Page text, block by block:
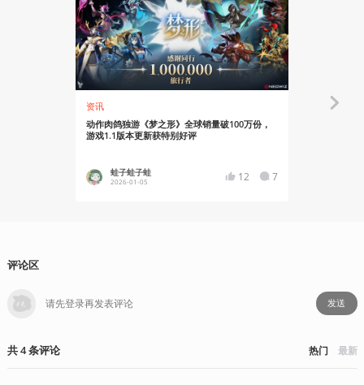
资讯
动作肉鸽独游《梦之形》全球销量破100万份，
游戏1.1版本更新获特别好评
蛙子蛙子蛙
2026-01-05 12 7
评论区
发送
共4条评论 热门 最新